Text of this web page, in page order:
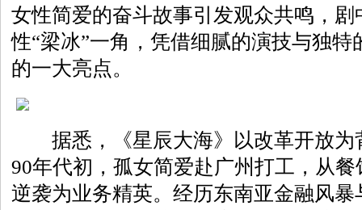
女性简爱的奋斗故事引发观众共鸣，
性“梁冰”一角，凭借细腻的演技与独
的一大亮点。
据悉，《星辰大海》以改革开放为
90年代初，孤女简爱赴广州打工，从
逆袭为业务精英。经历东南亚金融风